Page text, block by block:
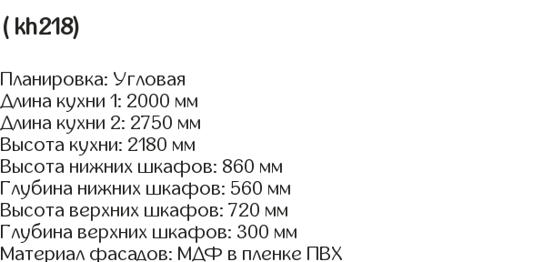
( kh218)
Планировка: Угловая
Длина кухни 1: 2000 мм
Длина кухни 2: 2750 мм
Высота кухни: 2180 мм
Высота нижних шкафов: 860 мм
Глубина нижних шкафов: 560 мм
Высота верхних шкафов: 720 мм
Глубина верхних шкафов: 300 мм
Материал фасадов: МДФ в пленке ПВХ